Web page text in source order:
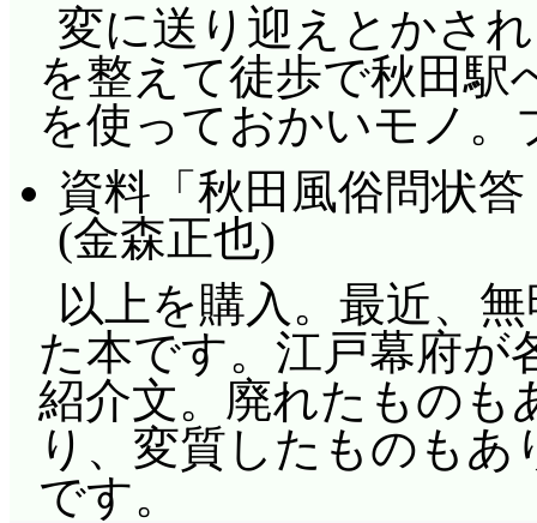
変に送り迎えとかさ
を整えて徒歩で秋田駅
を使っておかいモノ
資料「秋田風俗問状
(金森正也)
以上を購入。最近、
た本です。江戸幕府が
紹介文。廃れたものも
り、変質したものも
です。